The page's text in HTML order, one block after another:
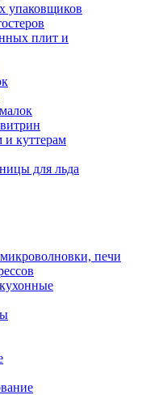
упаковщиков
плит и
и куттерам
для льда
печи